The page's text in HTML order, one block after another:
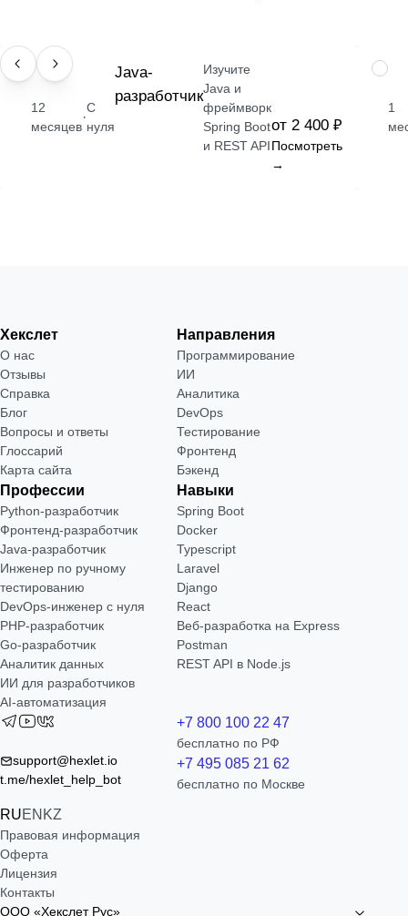
ПРОФЕССИЯ
12
месяцев
·
С
нуля
Java-
разработчик
Изучите
Java и
фреймворк
Spring Boot
и REST API
от 2 400 ₽
Посмотреть
→
1
Хекслет
О нас
Отзывы
Справка
Блог
Вопросы и ответы
Глоссарий
Карта сайта
Направления
Программирование
ИИ
Аналитика
DevOps
Тестирование
Фронтенд
Бэкенд
Профессии
Python-разработчик
Фронтенд-разработчик
Java-разработчик
Инженер по ручному
тестированию
DevOps-инженер с нуля
РНР-разработчик
Go-разработчик
Аналитик данных
ИИ для разработчиков
AI-автоматизация
Навыки
Spring Boot
Docker
Typescript
Laravel
Django
React
Веб-разработка на Express
Postman
REST API в Node.js
support@hexlet.io
t.me/hexlet_help_bot
RUEN KZ
+7 800 100 22 47
бесплатно по РФ
+7 495 085 21 62
бесплатно по Москве
Правовая информация
Оферта
Лицензия
Контакты
ООО «Хекслет Рус»